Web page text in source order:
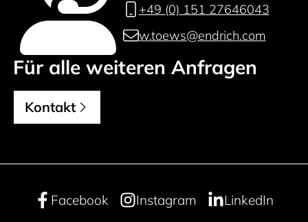
+49 (0) 151 27646043
w.toews@endrich.com
Für alle weiteren Anfragen
Kontakt
Facebook Instagram
LinkedIn